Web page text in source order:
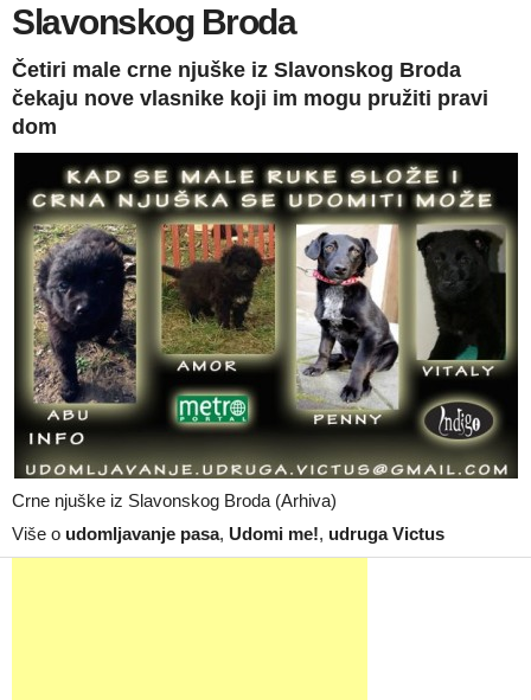
Slavonskog Broda
Četiri male crne njuške iz Slavonskog Broda
čekaju nove vlasnike koji im mogu pružiti pravi
dom
Crne njuške iz Slavonskog Broda (Arhiva)
Više o udomljavanje pasa, Udomi me!, udruga Victus